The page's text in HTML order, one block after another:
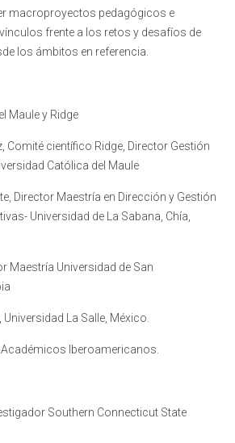
macroproyectos pedagógicos e
frente a los retos y desafíos de
los ámbitos en referencia.
Maule y Ridge
Comité científico Ridge, Director Gestión
Católica del Maule
Director Maestría en Dirección y Gestión
Universidad de La Sabana, Chía,
Maestría Universidad de San
La Salle, México.
Académicos Iberoamericanos.
Southern Connecticut State